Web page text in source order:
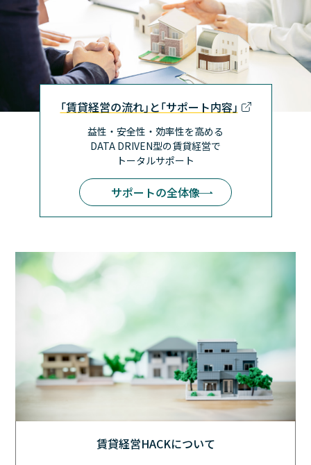
｢賃貸経営の流れ｣と｢サポート内容｣
益性・安全性・効率性を高める
DATA DRIVEN型の賃貸経営で
トータルサポート
サポートの全体像
賃貸経営HACKについて